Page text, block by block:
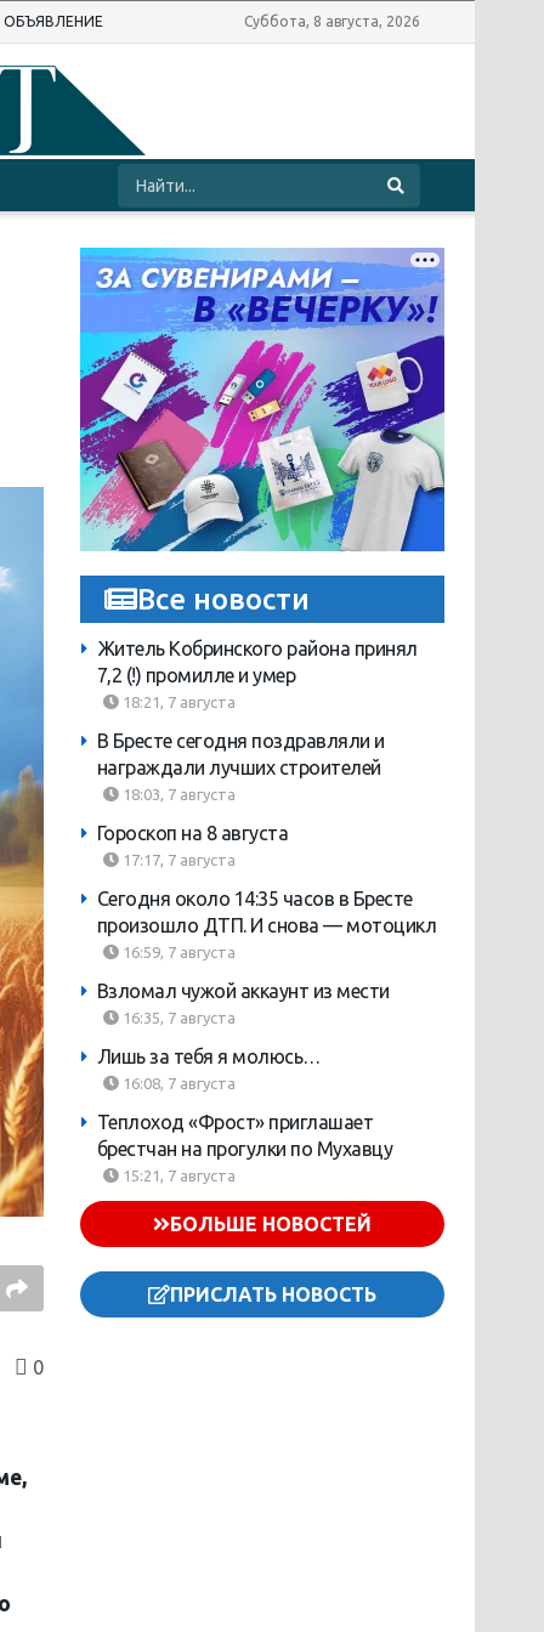
ОБЪЯВЛЕНИЕ Суббота, 8 августа, 2026
0
Все новости
Житель Кобринского района принял
7,2 (!) промилле и умер
18:21, 7 августа
В Бресте сегодня поздравляли и
награждали лучших строителей
18:03, 7 августа
Гороскоп на 8 августа
17:17, 7 августа
Сегодня около 14:35 часов в Бресте
произошло ДТП. И снова — мотоцикл
16:59, 7 августа
Взломал чужой аккаунт из мести
16:35, 7 августа
Лишь за тебя я молюсь…
16:08, 7 августа
Теплоход «Фрост» приглашает
брестчан на прогулки по Мухавцу
15:21, 7 августа
БОЛЬШЕ НОВОСТЕЙ
ПРИСЛАТЬ НОВОСТЬ